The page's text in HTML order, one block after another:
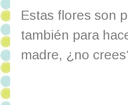
Estas flores son
también para
madre, ¿no